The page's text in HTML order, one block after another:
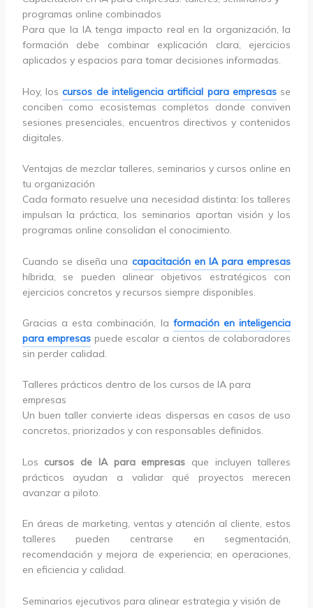
programas online combinados
Para que la IA tenga impacto real en la organización, la
formación debe combinar explicación clara, ejercicios
aplicados y espacios para tomar decisiones informadas.
Hoy, loscursos de inteligencia artificial para empresas se
conciben como ecosistemas completos donde conviven
sesiones presenciales, encuentros directivos y contenidos
digitales.
Ventajas de mezclar talleres, seminarios y cursos online en
tu organización
Cada formato resuelve una necesidad distinta: los talleres
impulsan la práctica, los seminarios aportan visión y los
programas online consolidan el conocimiento.
Cuando se diseña una capacitación en IA para empresas
híbrida, se pueden alinear objetivos estratégicos con
ejercicios concretos y recursos siempre disponibles.
Gracias a esta combinación, la formación en inteligencia
para empresas puede escalar a cientos de colaboradores
sin perder calidad.
Talleres prácticos dentro de los cursos de IA para
empresas
Un buen taller convierte ideas dispersas en casos de uso
concretos, priorizados y con responsables definidos.
Los cursos de IA para empresas que incluyen talleres
prácticos ayudan a validar qué proyectos merecen
avanzar a piloto.
En áreas de marketing, ventas y atención al cliente, estos
talleres pueden centrarse en segmentación,
recomendación y mejora de experiencia; en operaciones,
en eficiencia y calidad.
Seminarios ejecutivos para alinear estrategia y visión de